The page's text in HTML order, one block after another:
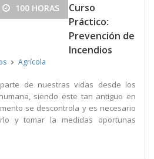
100 HORAS
Curso
Práctico:
Prevención de
Incendios
Agrícola
de nuestras vidas desde los
siendo este tan antiguo en
se descontrola y es necesario
y tomar la medidas oportunas